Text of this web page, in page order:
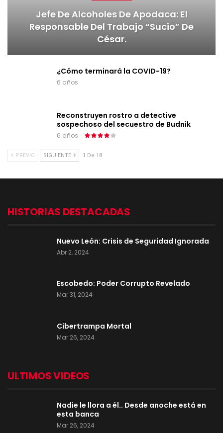
Jefe De Alcoholes De Apodaca: El
Responsable Del Trabajo “sucio” De
César.
¿Cómo terminará la COVID-19?
6 años
Reconstruyen rostro a detective
sospechoso del secuestro de Budnik
6 años
PREVIO SIGUIENTE 1 De 18
HISTORIAS DESTACADAS
Nuevo León: Crisis de Seguridad Ignorada
Abr 2, 2024
Escobedo: Poder Corrupto Revelado
Mar 31, 2024
Cibertrampa Mortal
Mar 26, 2024
ULTIMOS VIDEOS
Nadie le llora a él.. Desde anoche está en
esta banca
Mar 26, 2024